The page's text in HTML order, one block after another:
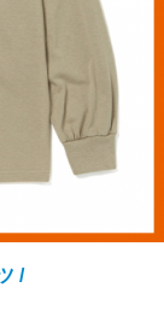
/